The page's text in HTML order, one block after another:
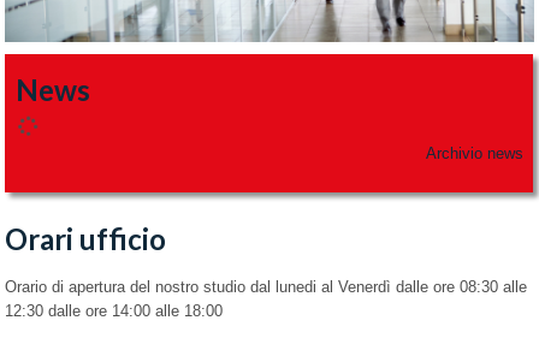
News
Archivio news
Orari ufficio
Orario di apertura del nostro studio dal lunedi al Venerdì dalle ore 08:30 alle
12:30 dalle ore 14:00 alle 18:00